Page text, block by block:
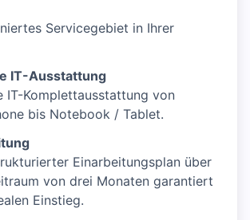
Servicegebiet in Ihrer
IT-Ausstattung
IT-Komplettausstattung von
bis Notebook / Tablet.
Einarbeitungsplan über
von drei Monaten garantiert
Einstieg.